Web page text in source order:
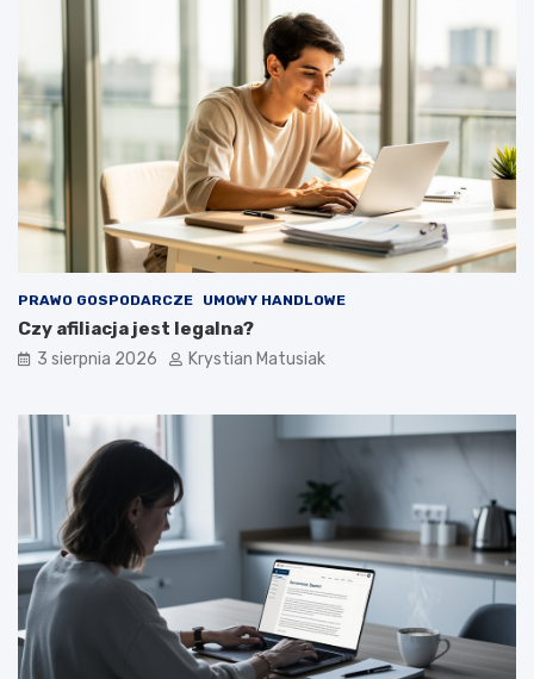
PRAWO GOSPODARCZE UMOWY HANDLOWE
Czy afiliacja jest legalna?
3 sierpnia 2026 Krystian Matusiak